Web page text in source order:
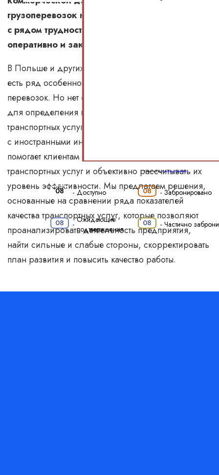
грузоперевозок компании могут сталкиваться
с рядом трудностей, и мы также помогаем
оперативно и законно устранять их.
В Польше и других странах Европейского союза
есть ряд особенностей сферы международных
перевозок. Но нет единых эффективных методов
для определения качества и рентабельности
транспортных услуг, предоставляемых компаниями
с иностранными инвестициями. Наша команда
помогает клиентам оценивать качество
транспортных услуг и объективно рассчитывать их
уровень эффективности. Мы предлагаем решения,
основанные на сравнении ряда показателей
качества транспортных услуг, которые позволяют
проанализировать деятельность предприятия,
найти сильные и слабые стороны, скорректировать
план развития и повысить качество работы.
Powered byBooking Calendar
08 - Доступно 08 - Забронировано
08 - Ожидающие
подтверждения
·
08 - Частично